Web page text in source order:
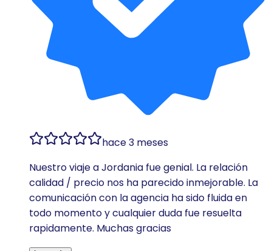
hace 3 meses
Nuestro viaje a Jordania fue genial. La relación
calidad / precio nos ha parecido inmejorable. La
comunicación con la agencia ha sido fluida en
todo momento y cualquier duda fue resuelta
rapidamente. Muchas gracias